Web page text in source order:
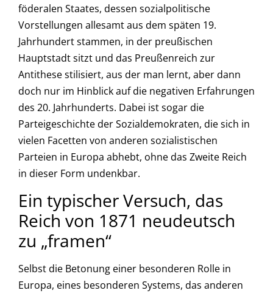
föderalen Staates, dessen sozialpolitische
Vorstellungen allesamt aus dem späten 19.
Jahrhundert stammen, in der preußischen
Hauptstadt sitzt und das Preußenreich zur
Antithese stilisiert, aus der man lernt, aber dann
doch nur im Hinblick auf die negativen Erfahrungen
des 20. Jahrhunderts. Dabei ist sogar die
Parteigeschichte der Sozialdemokraten, die sich in
vielen Facetten von anderen sozialistischen
Parteien in Europa abhebt, ohne das Zweite Reich
in dieser Form undenkbar.
Ein typischer Versuch, das
Reich von 1871 neudeutsch
zu „framen“
Selbst die Betonung einer besonderen Rolle in
Europa, eines besonderen Systems, das anderen